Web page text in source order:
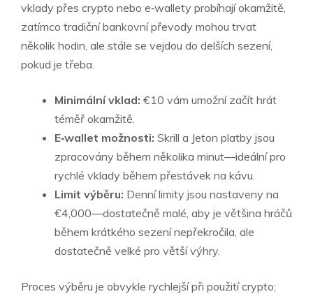
vklady přes crypto nebo e‑wallety probíhají okamžitě,
zatímco tradiční bankovní převody mohou trvat
několik hodin, ale stále se vejdou do delších sezení,
pokud je třeba.
Minimální vklad: €10 vám umožní začít hrát
téměř okamžitě.
E‑wallet možnosti: Skrill a Jeton platby jsou
zpracovány během několika minut—ideální pro
rychlé vklady během přestávek na kávu.
Limit výběru: Denní limity jsou nastaveny na
€4,000—dostatečně malé, aby je většina hráčů
během krátkého sezení nepřekročila, ale
dostatečně velké pro větší výhry.
Proces výběru je obvykle rychlejší při použití crypto;